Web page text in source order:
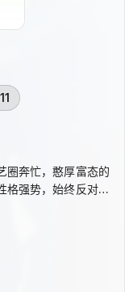
圈奔忙，憨厚富态的
格强势，始终反对父
年轻时初恋郭丽蓉的
方联系。庆庆一边打